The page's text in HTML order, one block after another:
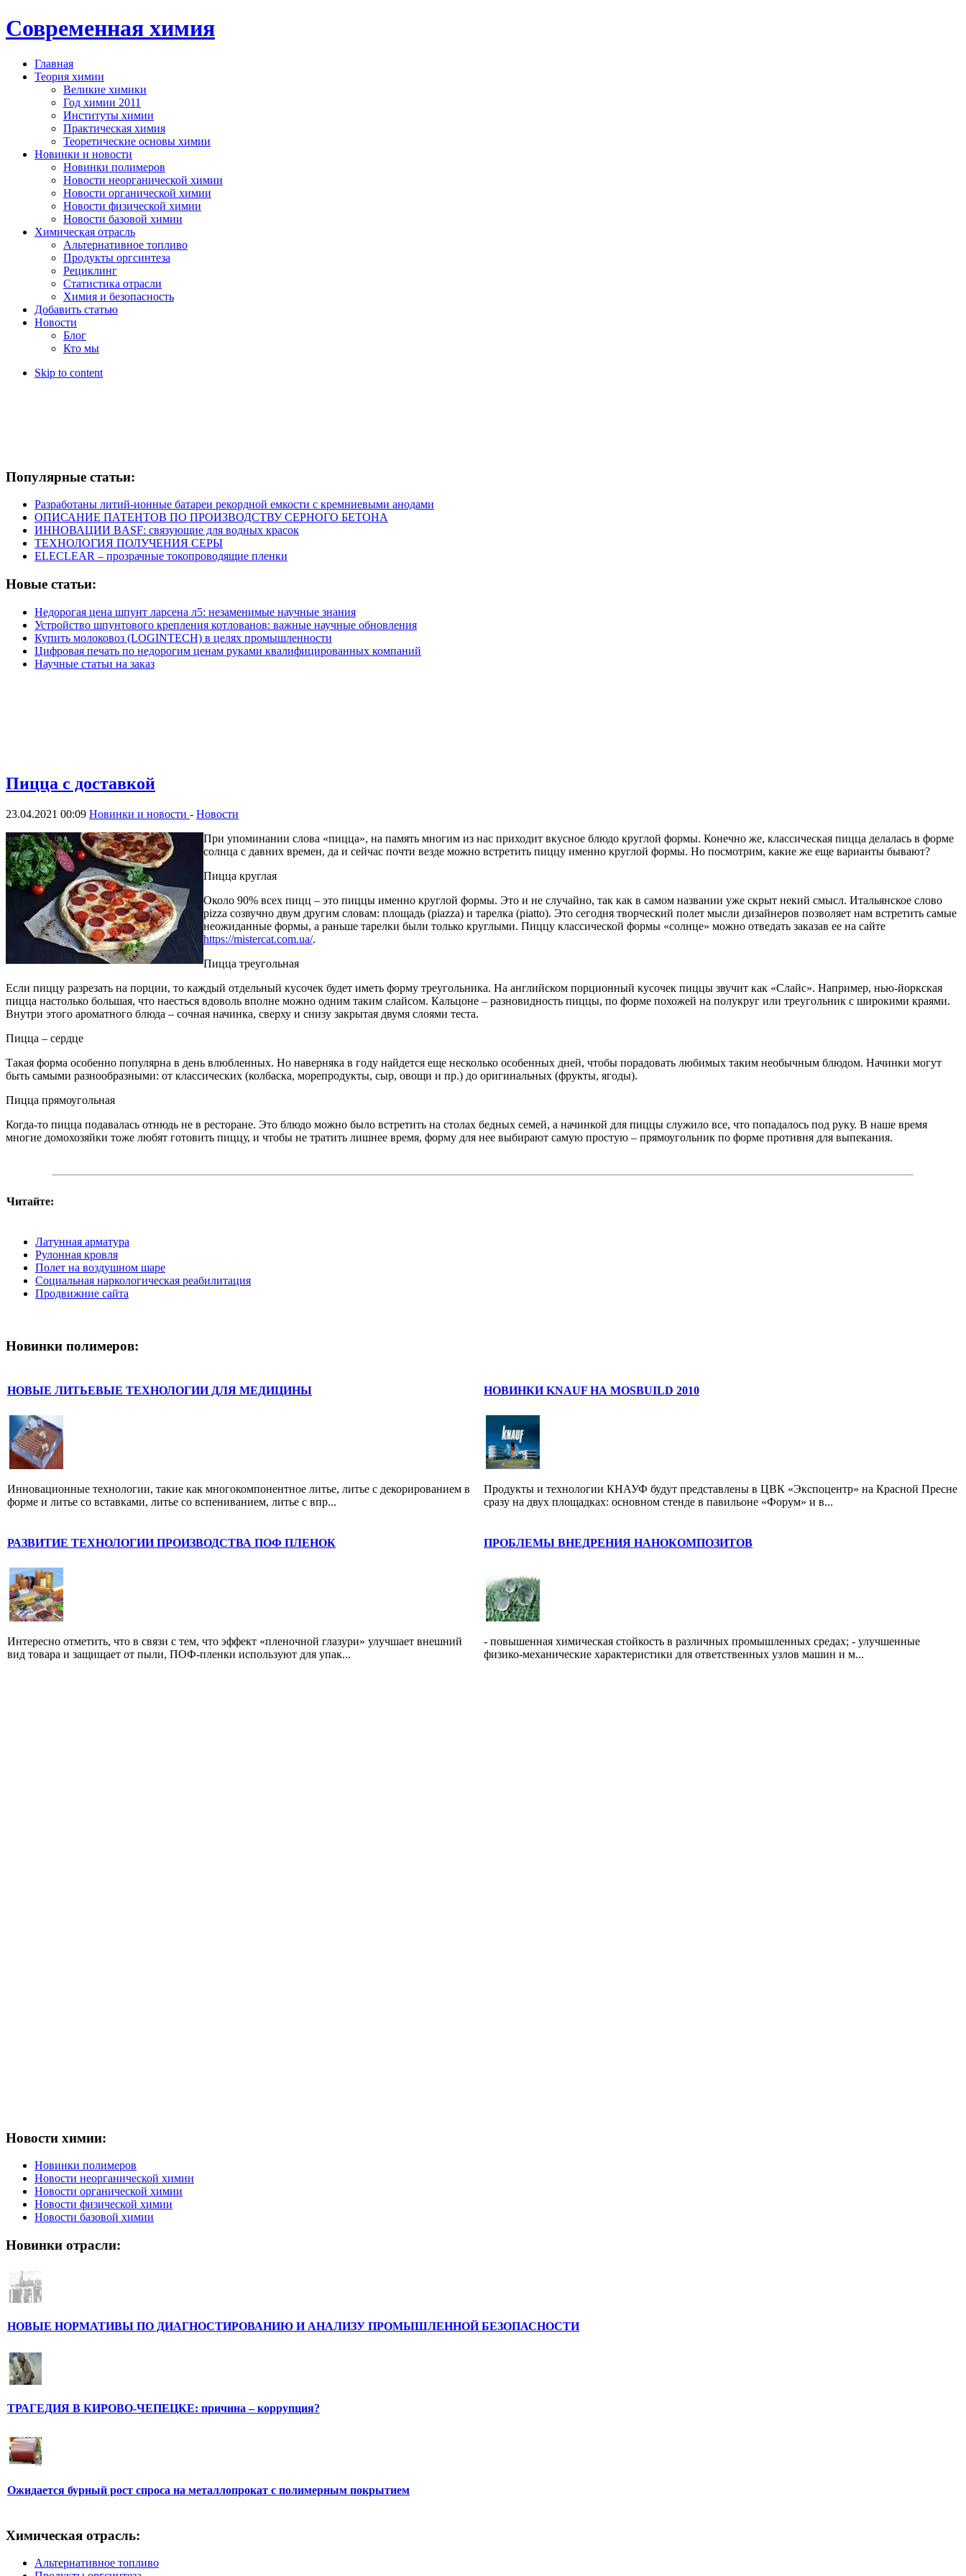
Современная химия
Главная
Теория химии
Великие химики
Год химии 2011
Институты химии
Практическая химия
Теоретические основы химии
Новинки и новости
Новинки полимеров
Новости неорганической химии
Новости органической химии
Новости физической химии
Новости базовой химии
Химическая отрасль
Альтернативное топливо
Продукты оргсинтеза
Рециклинг
Статистика отрасли
Химия и безопасность
Добавить статью
Новости
Блог
Кто мы
Skip to content
Популярные статьи:
Разработаны литий-ионные батареи рекордной емкости с кремниевыми анодами
ОПИСАНИЕ ПАТЕНТОВ ПО ПРОИЗВОДСТВУ СЕРНОГО БЕТОНА
ИННОВАЦИИ BASF: связующие для водных красок
ТЕХНОЛОГИЯ ПОЛУЧЕНИЯ СЕРЫ
ELECLEAR – прозрачные токопроводящие пленки
Новые статьи:
Недорогая цена шпунт ларсена л5: незаменимые научные знания
Устройство шпунтового крепления котлованов: важные научные обновления
Купить молоковоз (LOGINTECH) в целях промышленности
Цифровая печать по недорогим ценам руками квалифицированных компаний
Научные статьи на заказ
Пицца с доставкой
23.04.2021 00:09 Новинки и новости - Новости
При упоминании слова «пицца», на память многим из нас приходит вкусное блюдо круглой формы. Конечно же, классическая пицца делалась в форме
солнца с давних времен, да и сейчас почти везде можно встретить пиццу именно круглой формы. Но посмотрим, какие же еще варианты бывают?
Пицца круглая
Около 90% всех пицц – это пиццы именно круглой формы. Это и не случайно, так как в самом названии уже скрыт некий смысл. Итальянское слово
pizza созвучно двум другим словам: площадь (piazza) и тарелка (piatto). Это сегодня творческий полет мысли дизайнеров позволяет нам встретить самые
неожиданные формы, а раньше тарелки были только круглыми. Пиццу классической формы «солнце» можно отведать заказав ее на сайте
https://mistercat.com.ua/.
Пицца треугольная
Если пиццу разрезать на порции, то каждый отдельный кусочек будет иметь форму треугольника. На английском порционный кусочек пиццы звучит как «Слайс». Например, нью-йоркская
пицца настолько большая, что наесться вдоволь вполне можно одним таким слайсом. Кальцоне – разновидность пиццы, по форме похожей на полукруг или треугольник с широкими краями.
Внутри этого ароматного блюда – сочная начинка, сверху и снизу закрытая двумя слоями теста.
Пицца – сердце
Такая форма особенно популярна в день влюбленных. Но наверняка в году найдется еще несколько особенных дней, чтобы порадовать любимых таким необычным блюдом. Начинки могут
быть самыми разнообразными: от классических (колбаска, морепродукты, сыр, овощи и пр.) до оригинальных (фрукты, ягоды).
Пицца прямоугольная
Когда-то пицца подавалась отнюдь не в ресторане. Это блюдо можно было встретить на столах бедных семей, а начинкой для пиццы служило все, что попадалось под руку. В наше время
многие домохозяйки тоже любят готовить пиццу, и чтобы не тратить лишнее время, форму для нее выбирают самую простую – прямоугольник по форме противня для выпекания.
Читайте:
Латунная арматура
Рулонная кровля
Полет на воздушном шаре
Социальная наркологическая реабилитация
Продвижние сайта
Новинки полимеров:
НОВЫЕ ЛИТЬЕВЫЕ ТЕХНОЛОГИИ ДЛЯ МЕДИЦИНЫ
Инновационные технологии, такие как многокомпонентное литье, литье с декорированием в
форме и литье со вставками, литье со вспениванием, литье с впр...
НОВИНКИ KNAUF НА MOSBUILD 2010
Продукты и технологии КНАУФ будут представлены в ЦВК «Экспоцентр» на Красной Пресне
сразу на двух площадках: основном стенде в павильоне «Форум» и в...
РАЗВИТИЕ ТЕХНОЛОГИИ ПРОИЗВОДСТВА ПОФ ПЛЕНОК
Интересно отметить, что в связи с тем, что эффект «пленочной глазури» улучшает внешний
вид товара и защищает от пыли, ПОФ-пленки используют для упак...
ПРОБЛЕМЫ ВНЕДРЕНИЯ НАНОКОМПОЗИТОВ
- повышенная химическая стойкость в различных промышленных средах; - улучшенные
физико-механические характеристики для ответственных узлов машин и м...
Новости химии:
Новинки полимеров
Новости неорганической химии
Новости органической химии
Новости физической химии
Новости базовой химии
Новинки отрасли:
НОВЫЕ НОРМАТИВЫ ПО ДИАГНОСТИРОВАНИЮ И АНАЛИЗУ ПРОМЫШЛЕННОЙ БЕЗОПАСНОСТИ
ТРАГЕДИЯ В КИРОВО-ЧЕПЕЦКЕ: причина – коррупция?
Ожидается бурный рост спроса на металлопрокат с полимерным покрытием
Химическая отрасль:
Альтернативное топливо